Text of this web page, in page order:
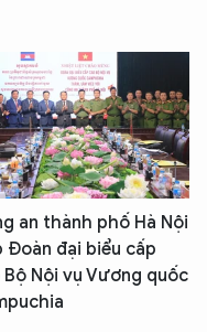
an thành phố Hà Nội
Đoàn đại biểu cấp
Bộ Nội vụ Vương quốc